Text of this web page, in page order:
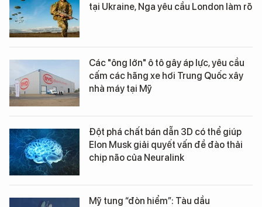
tại Ukraine, Nga yêu cầu London làm rõ
Các "ông lớn" ô tô gây áp lực, yêu cầu
cấm các hãng xe hơi Trung Quốc xây
nhà máy tại Mỹ
Đột phá chất bán dẫn 3D có thể giúp
Elon Musk giải quyết vấn đề đào thải
chip não của Neuralink
Mỹ tung “đòn hiểm”: Tàu dầu